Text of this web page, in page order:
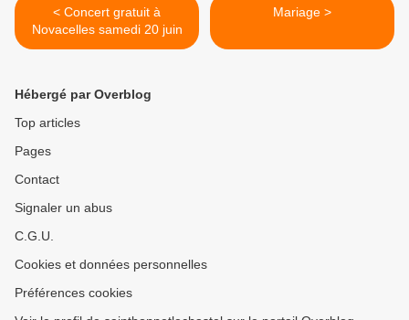
< Concert gratuit à
Novacelles samedi 20 juin
Mariage >
Hébergé par Overblog
Top articles
Pages
Contact
Signaler un abus
C.G.U.
Cookies et données personnelles
Préférences cookies